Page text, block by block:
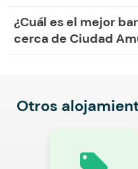
¿Cuál es el mejor
cerca de Ciudad
Otros